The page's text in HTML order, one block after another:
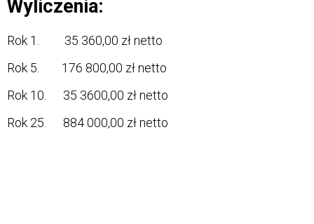
Wyliczenia:
Rok 1. 35 360,00 zł netto
Rok 5. 176 800,00 zł netto
Rok 10. 35 3600,00 zł netto
Rok 25. 884 000,00 zł netto